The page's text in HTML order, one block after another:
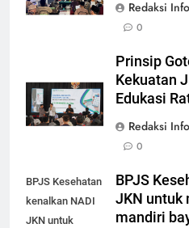
Redaksi
0
Prinsip
Kekuatan
Edukasi
Redaksi
0
BPJS Kesehatan
kenalkan NADI
JKN untuk
BPJS
JKN untuk
mandiri